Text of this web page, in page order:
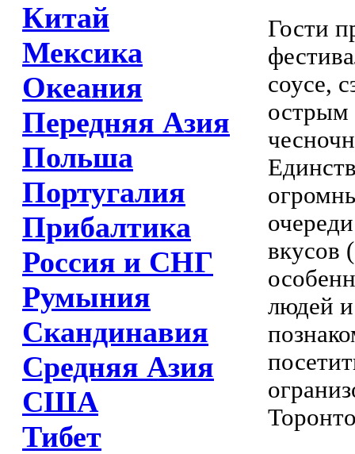
Китай
Мексика
Океания
Передняя Азия
Польша
Португалия
Прибалтика
Россия и СНГ
Румыния
Скандинавия
Средняя Азия
США
Тибет
Гости
соусе,
острым
вкусов
людей